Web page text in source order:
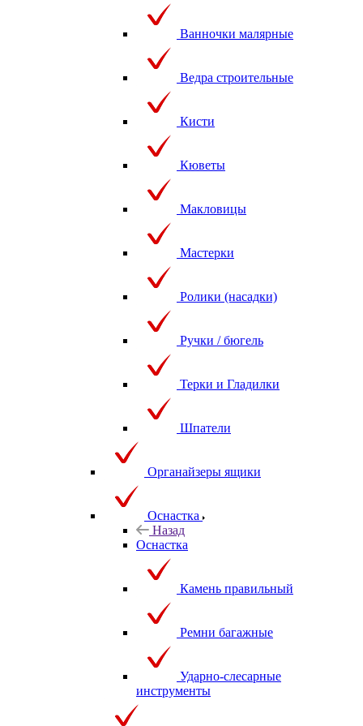
Ванночки малярные
Ведра строительные
Кисти
Кюветы
Макловицы
Мастерки
Ролики (насадки)
Ручки / бюгель
Терки и Гладилки
Шпатели
Органайзеры ящики
Оснастка
Назад
Оснастка
Камень правильный
Ремни багажные
Ударно-слесарные
инструменты